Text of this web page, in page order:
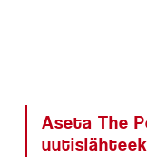
Aseta The